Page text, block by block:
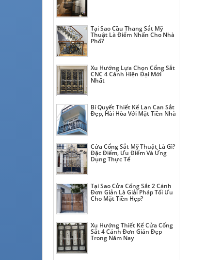
Tại Sao Cầu Thang Sắt Mỹ
Thuật Là Điểm Nhấn Cho Nhà
Phố?
Xu Hướng Lựa Chọn Cổng Sắt
CNC 4 Cánh Hiện Đại Mới
Nhất
Bí Quyết Thiết Kế Lan Can Sắt
Đẹp, Hài Hòa Với Mặt Tiền Nhà
Cửa Cổng Sắt Mỹ Thuật Là Gì?
Đặc Điểm, Ưu Điểm Và Ứng
Dụng Thực Tế
Tại Sao Cửa Cổng Sắt 2 Cánh
Đơn Giản Là Giải Pháp Tối Ưu
Cho Mặt Tiền Hẹp?
Xu Hướng Thiết Kế Cửa Cổng
Sắt 4 Cánh Đơn Giản Đẹp
Trong Năm Nay